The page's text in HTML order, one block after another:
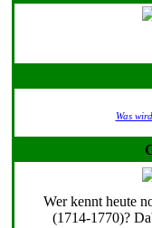
Was
Wer kennt heute
(1714-1770)?